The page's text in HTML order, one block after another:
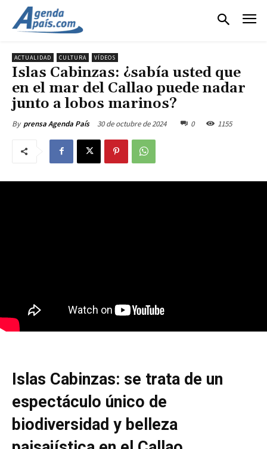
ACTUALIDAD CULTURA VÍDEOS
Islas Cabinzas: ¿sabía usted que
en el mar del Callao puede nadar
junto a lobos marinos?
By prensa Agenda País 30 de octubre de 2024 0 1155
Islas Cabinzas: se trata de un
espectáculo único de
biodiversidad y belleza